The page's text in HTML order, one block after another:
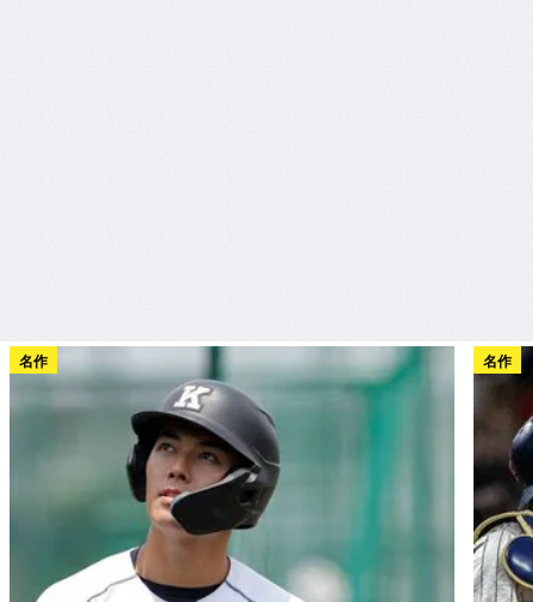
名作 名作